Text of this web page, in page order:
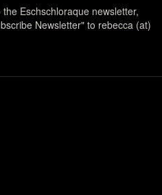
Eschschloraque newsletter,
Newsletter" to rebecca (at)